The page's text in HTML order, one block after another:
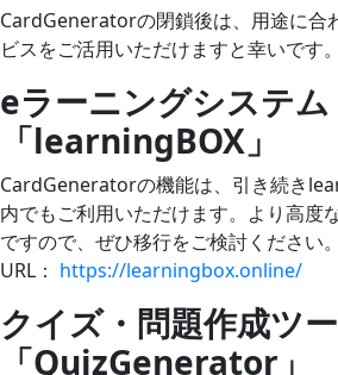
CardGeneratorの閉鎖後は、用途に合
ビスをご活用いただけますと幸いです。
eラーニングシステム
「learningBOX」
CardGeneratorの機能は、引き続き
内でもご利用いただけます。より高度
ですので、ぜひ移行をご検討ください。
URL： https://learningbox.online/
クイズ・問題作成ツ
「QuizGenerator」